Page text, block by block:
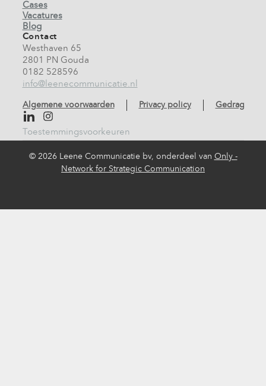
Cases
Vacatures
Blog
Contact
Westhaven 65
2801 PN Gouda
0182 528596
info@leenecommunicatie.nl
Algemene voorwaarden Privacy policy
Toestemmingsvoorkeuren
© 2026 Leene Communicatie bv, onderdeel van Only -
Network for Strategic Communication